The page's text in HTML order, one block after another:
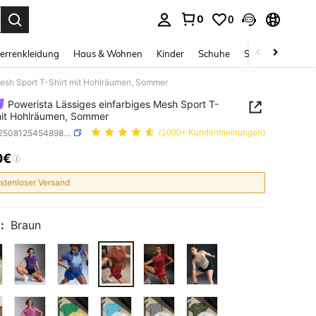
0 0
Haus & Wohnen Kinder Schuhe Schmuck &
Sport T-Shirt mit Hohlräumen, Sommer
Powerista Lässiges einfarbiges Mesh Sport T-
Hohlräumen, Sommer
SKU: st25081254548987523 (1000+ Kundenmeinungen)
AND AVAILABILITY
Versand
Braun